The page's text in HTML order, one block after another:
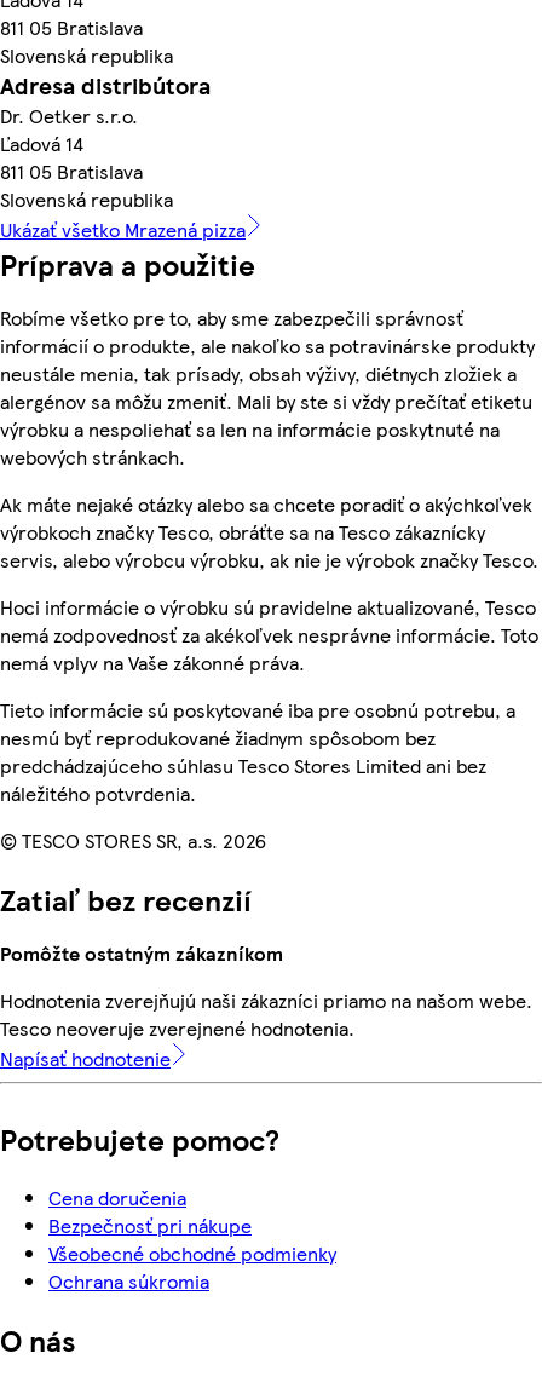
811 05 Bratislava
Slovenská republika
Adresa distribútora
Dr. Oetker s.r.o.
Ľadová 14
811 05 Bratislava
Slovenská republika
Ukázať všetko Mrazená pizza
Príprava a použitie
Robíme všetko pre to, aby sme zabezpečili správnosť
informácií o produkte, ale nakoľko sa potravinárske produkty
neustále menia, tak prísady, obsah výživy, diétnych zložiek a
alergénov sa môžu zmeniť. Mali by ste si vždy prečítať etiketu
výrobku a nespoliehať sa len na informácie poskytnuté na
webových stránkach.
Ak máte nejaké otázky alebo sa chcete poradiť o akýchkoľvek
výrobkoch značky Tesco, obráťte sa na Tesco zákaznícky
servis, alebo výrobcu výrobku, ak nie je výrobok značky Tesco.
Hoci informácie o výrobku sú pravidelne aktualizované, Tesco
nemá zodpovednosť za akékoľvek nesprávne informácie. Toto
nemá vplyv na Vaše zákonné práva.
Tieto informácie sú poskytované iba pre osobnú potrebu, a
nesmú byť reprodukované žiadnym spôsobom bez
predchádzajúceho súhlasu Tesco Stores Limited ani bez
náležitého potvrdenia.
© TESCO STORES SR, a.s. 2026
Zatiaľ bez recenzií
Pomôžte ostatným zákazníkom
Hodnotenia zverejňujú naši zákazníci priamo na našom webe.
Tesco neoveruje zverejnené hodnotenia.
Napísať hodnotenie
Potrebujete pomoc?
Cena doručenia
Bezpečnosť pri nákupe
Všeobecné obchodné podmienky
Ochrana súkromia
O nás